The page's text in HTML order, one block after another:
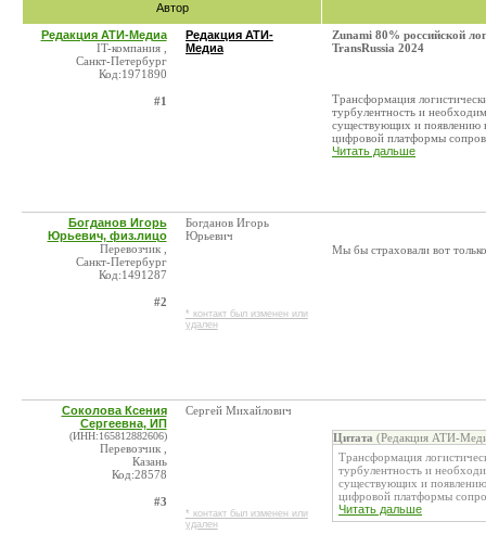
Автор
Редакция АТИ-Медиа
IT-компания ,
Санкт-Петербург
Код:1971890
#1
Редакция АТИ-
Медиа
Zunami 80% российской
TransRussia 2024
Трансформация
турбулентность и
существующих и появлению
цифровой платформы
Читать дальше
Богданов Игорь
Юрьевич, физ.лицо
Перевозчик ,
Санкт-Петербург
Код:1491287
#2
Богданов Игорь
Юрьевич
* контакт был изменен или
удален
Мы бы страховали вот
Соколова Ксения
Сергеевна, ИП
(ИНН:165812882606)
Перевозчик ,
Казань
Код:28578
#3
Сергей Михайлович
* контакт был изменен или
удален
Цитата (Редакция АТИ-
Трансформация
турбулентность и
существующих и
цифровой платформы
Читать дальше